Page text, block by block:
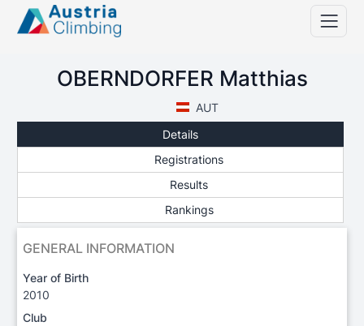
OBERNDORFER Matthias
AUT
Details
Registrations
Results
Rankings
GENERAL INFORMATION
Year of Birth
2010
Club